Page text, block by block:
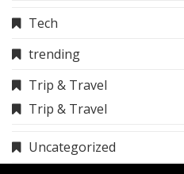
Tech
trending
Trip & Travel
Trip & Travel
Uncategorized